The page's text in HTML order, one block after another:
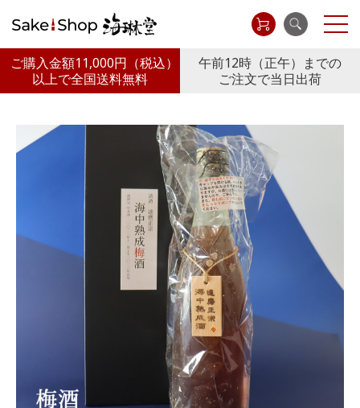
ご購入金額11,000円 （税込）
以上で全国送料無料
午前12時（正午）までの
ご注文で当日出荷